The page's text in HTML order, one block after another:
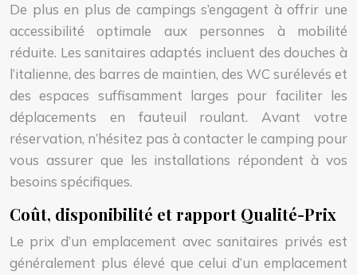
De plus en plus de campings s’engagent à offrir une
accessibilité optimale aux personnes à mobilité
réduite. Les sanitaires adaptés incluent des douches à
l’italienne, des barres de maintien, des WC surélevés et
des espaces suffisamment larges pour faciliter les
déplacements en fauteuil roulant. Avant votre
réservation, n’hésitez pas à contacter le camping pour
vous assurer que les installations répondent à vos
besoins spécifiques.
Coût, disponibilité et rapport Qualité-Prix
Le prix d’un emplacement avec sanitaires privés est
généralement plus élevé que celui d’un emplacement